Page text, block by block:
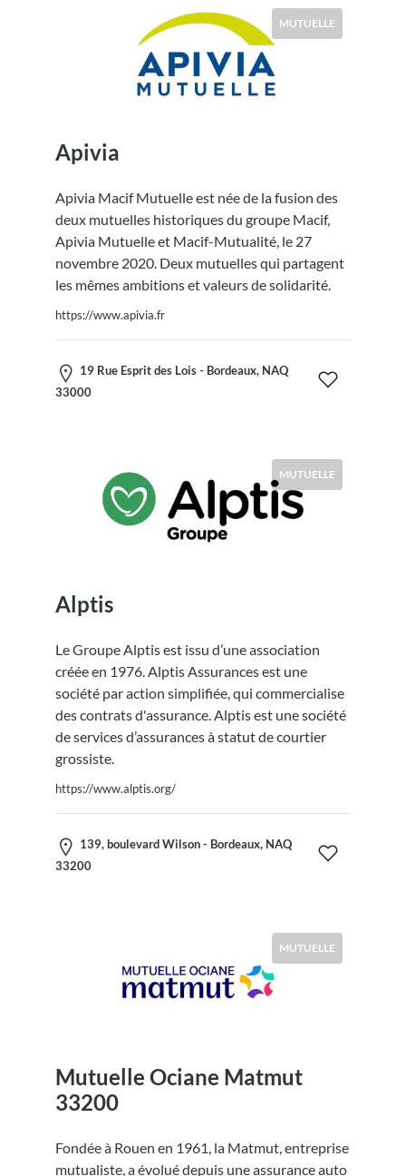
MUTUELLE
Apivia
Apivia Macif Mutuelle est née de la fusion des
deux mutuelles historiques du groupe Macif,
Apivia Mutuelle et Macif-Mutualité, le 27
novembre 2020. Deux mutuelles qui partagent
les mêmes ambitions et valeurs de solidarité.
https://www.apivia.fr
19 Rue Esprit des Lois - Bordeaux, NAQ
33000
MUTUELLE
Alptis
Le Groupe Alptis est issu d’une association
créée en 1976. Alptis Assurances est une
société par action simplifiée, qui commercialise
des contrats d'assurance. Alptis est une société
de services d’assurances à statut de courtier
grossiste.
https://www.alptis.org/
139, boulevard Wilson - Bordeaux, NAQ
33200
MUTUELLE
Mutuelle Ociane Matmut
33200
Fondée à Rouen en 1961, la Matmut, entreprise
mutualiste, a évolué depuis une assurance auto